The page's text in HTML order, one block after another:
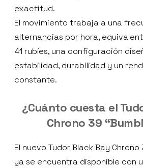
exactitud.
El movimiento trabaja a una
alternancias por hora,
41 rubíes, una configuración
estabilidad, durabilidad y un
constante.
¿Cuánto cuesta el
Chrono 39
El nuevo Tudor Black Bay Chrono
ya se encuentra disponible con